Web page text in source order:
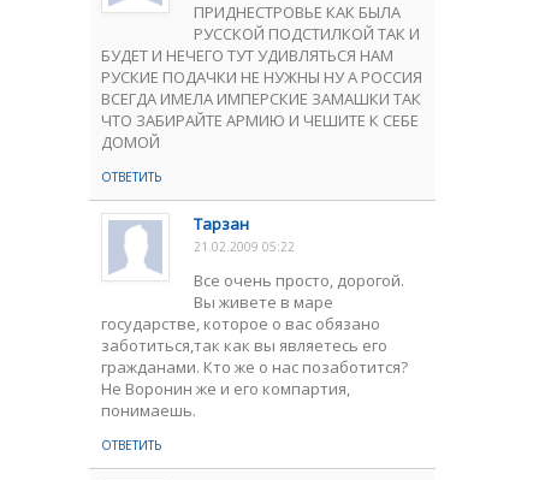
ПРИДНЕСТРОВЬЕ КАК БЫЛА
РУССКОЙ ПОДСТИЛКОЙ ТАК И
БУДЕТ И НЕЧЕГО ТУТ УДИВЛЯТЬСЯ НАМ
РУСКИЕ ПОДАЧКИ НЕ НУЖНЫ НУ А РОССИЯ
ВСЕГДА ИМЕЛА ИМПЕРСКИЕ ЗАМАШКИ ТАК
ЧТО ЗАБИРАЙТЕ АРМИЮ И ЧЕШИТЕ К СЕБЕ
ДОМОЙ
ОТВЕТИТЬ
Тарзан
21.02.2009 05:22
Все очень просто, дорогой.
Вы живете в маре
государстве, которое о вас обязано
заботиться,так как вы являетесь его
гражданами. Кто же о нас позаботится?
Не Воронин же и его компартия,
понимаешь.
ОТВЕТИТЬ